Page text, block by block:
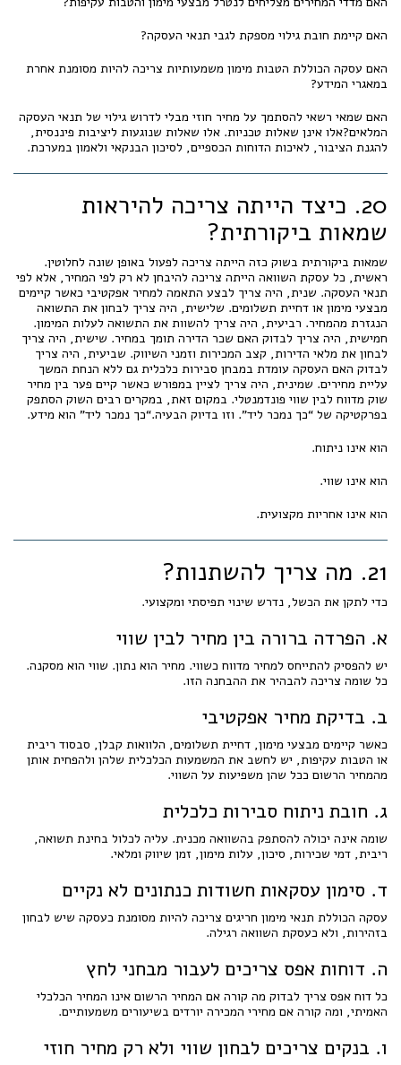
האם קיימת חובת גילוי מספקת לגבי תנאי העסקה?
האם עסקה הכוללת הטבות מימון משמעותיות צריכה להיות מסומנת אחרת
במאגרי המידע?
האם שמאי רשאי להסתמך על מחיר חוזי מבלי לדרוש גילוי של תנאי העסקה
המלאים?אלו אינן שאלות טכניות. אלו שאלות שנוגעות ליציבות פיננסית,
להגנת הציבור, לאיכות הדוחות הכספיים, לסיכון הבנקאי ולאמון במערכת.
20. כיצד הייתה צריכה להיראות
שמאות ביקורתית?
שמאות ביקורתית בשוק כזה הייתה צריכה לפעול באופן שונה לחלוטין.
ראשית, כל עסקת השוואה הייתה צריכה להיבחן לא רק לפי המחיר, אלא לפי
תנאי העסקה. שנית, היה צריך לבצע התאמה למחיר אפקטיבי כאשר קיימים
מבצעי מימון או דחיית תשלומים. שלישית, היה צריך לבחון את התשואה
הנגזרת מהמחיר. רביעית, היה צריך להשוות את התשואה לעלות המימון.
חמישית, היה צריך לבדוק האם שכר הדירה תומך במחיר. שישית, היה צריך
לבחון את מלאי הדירות, קצב המכירות וזמני השיווק. שביעית, היה צריך
לבדוק האם העסקה עומדת במבחן סבירות כלכלית גם ללא הנחת המשך
עליית מחירים. שמינית, היה צריך לציין במפורש כאשר קיים פער בין מחיר
שוק מדווח לבין שווי פונדמנטלי. במקום זאת, במקרים רבים השוק הסתפק
בפרקטיקה של “כך נמכר ליד”. וזו בדיוק הבעיה.“כך נמכר ליד” הוא מידע.
הוא אינו ניתוח.
הוא אינו שווי.
הוא אינו אחריות מקצועית.
21. מה צריך להשתנות?
כדי לתקן את הכשל, נדרש שינוי תפיסתי ומקצועי.
א. הפרדה ברורה בין מחיר לבין שווי
יש להפסיק להתייחס למחיר מדווח כשווי. מחיר הוא נתון. שווי הוא מסקנה.
כל שומה צריכה להבהיר את ההבחנה הזו.
ב. בדיקת מחיר אפקטיבי
כאשר קיימים מבצעי מימון, דחיית תשלומים, הלוואות קבלן, סבסוד ריבית
או הטבות עקיפות, יש לחשב את המשמעות הכלכלית שלהן ולהפחית אותן
מהמחיר הרשום ככל שהן משפיעות על השווי.
ג. חובת ניתוח סבירות כלכלית
שומה אינה יכולה להסתפק בהשוואה מכנית. עליה לכלול בחינת תשואה,
ריבית, דמי שכירות, סיכון, עלות מימון, זמן שיווק ומלאי.
ד. סימון עסקאות חשודות כנתונים לא נקיים
עסקה הכוללת תנאי מימון חריגים צריכה להיות מסומנת כעסקה שיש לבחון
בזהירות, ולא כעסקת השוואה רגילה.
ה. דוחות אפס צריכים לעבור מבחני לחץ
כל דוח אפס צריך לבדוק מה קורה אם המחיר הרשום אינו המחיר הכלכלי
האמיתי, ומה קורה אם מחירי המכירה יורדים בשיעורים משמעותיים.
ו. בנקים צריכים לבחון שווי ולא רק מחיר חוזי